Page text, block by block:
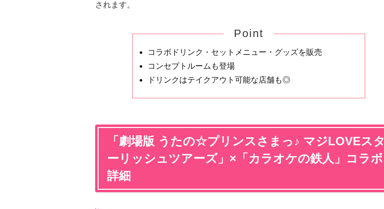
されます。
Point
コラボドリンク・セットメニュー・グッズを販売
コンセプトルームも登場
ドリンクはテイクアウト可能な店舗も◎
「劇場版 うたの☆プリンスさまっ♪ マジLOVEスタ
ーリッシュツアーズ」×「カラオケの鉄人」コラボ
詳細